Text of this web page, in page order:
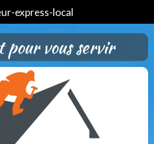
express-local
vous servir